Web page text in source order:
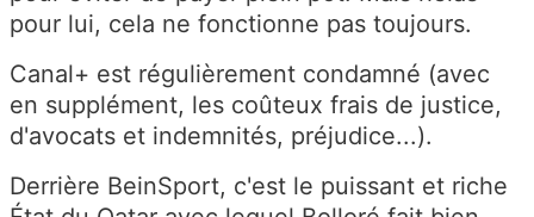
pour lui, cela ne fonctionne pas toujours.
Canal+ est régulièrement condamné (avec
en supplément, les coûteux frais de justice,
d'avocats et indemnités, préjudice...).
Derrière BeinSport, c'est le puissant et riche